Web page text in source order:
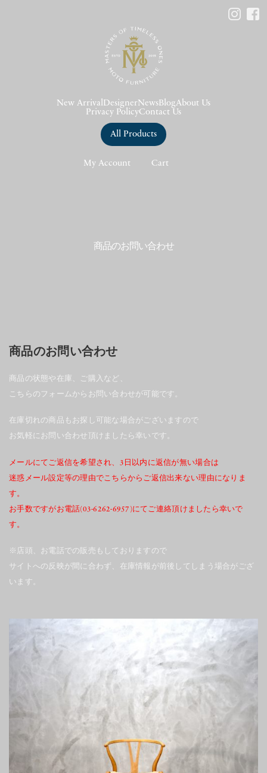
New Arrival DesignerNews BlogAbout Us
Privacy PolicyContact Us
All Products
My Account Cart
商品のお問い合わせ
商品のお問い合わせ
商品の状態や在庫、ご購入など、
こちらのフォームからお問い合わせが可能です。
在庫切れの商品もお探し可能な場合がございますので
お気軽にお問い合わせ頂けましたら幸いです。
メールにてご返信を希望され、3日以内に返信が無い場合は
迷惑メール設定等の理由でこちらからご返信出来ない理由になりま
す。
お手数ですがお電話(03-6262-6957)にてご連絡頂けましたら幸いで
す。
※店頭、お電話での販売もしておりますので
サイトへの反映が間に合わず、在庫情報が前後してしまう場合がござ
います。